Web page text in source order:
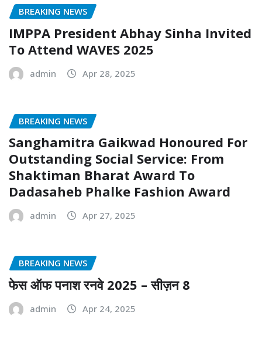
BREAKING NEWS
IMPPA President Abhay Sinha Invited
To Attend WAVES 2025
admin Apr 28, 2025
BREAKING NEWS
Sanghamitra Gaikwad Honoured For
Outstanding Social Service: From
Shaktiman Bharat Award To
Dadasaheb Phalke Fashion Award
admin Apr 27, 2025
BREAKING NEWS
फेस ऑफ पनाश रनवे 2025 – सीज़न 8
admin Apr 24, 2025